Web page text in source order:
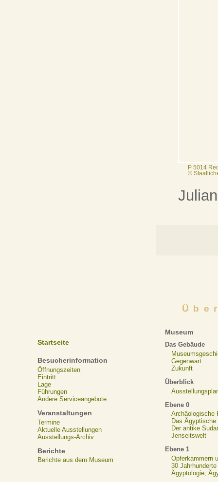
P 5014
©
Startseite
Besucherinformation
Öffnungszeiten
Eintritt
Lage
Führungen
Andere Serviceangebote
Veranstaltungen
Termine
Aktuelle Ausstellungen
Ausstellungs-Archiv
Berichte
Berichte aus dem Museum
Museum
Das Gebäude
Gegenwart
Zukunft
Überblick
Ebene 0
Archäologische
Das Ägyptische
Der antike
Jenseitswelt
Ebene 1
Opferkammern
30
Ägyptologie,